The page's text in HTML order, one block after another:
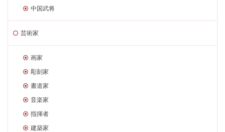
中国武将
芸術家
画家
彫刻家
書道家
音楽家
指揮者
建築家